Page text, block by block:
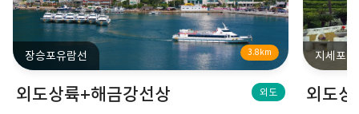
장승포유람선 3.8km
외도상륙+해금강선상 외도
지세포
외도